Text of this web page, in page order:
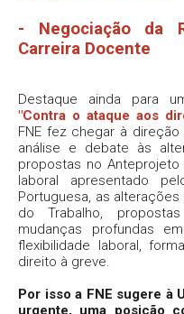
- Negociação da
Carreira Docente
Destaque ainda para
"Contra o ataque aos
FNE fez chegar à
análise e debate às
propostas no
laboral apresentado
Portuguesa, as
do Trabalho,
mudanças profundas
flexibilidade laboral,
direito à greve.
Por isso a FNE sugere à
urgente, uma posição